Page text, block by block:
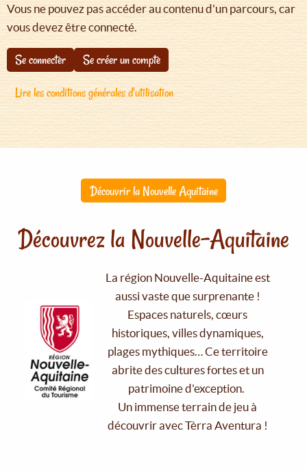
Vous ne pouvez pas accéder au contenu d'un parcours, car
vous devez être connecté.
Se connecter
Se créer un compte
Lire les conditions générales d'utilisation
Découvrir la Nouvelle Aquitaine
Découvrez la Nouvelle-Aquitaine
La région Nouvelle-Aquitaine est
aussi vaste que surprenante !
Espaces naturels, cœurs
historiques, villes dynamiques,
plages mythiques… Ce territoire
abrite des cultures fortes et un
patrimoine d'exception.
Un immense terrain de jeu à
découvrir avec Tèrra Aventura !